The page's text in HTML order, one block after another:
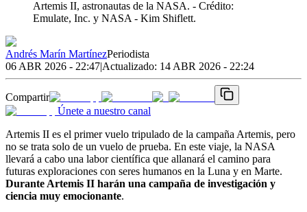
Artemis II, astronautas de la NASA. - Crédito:
Emulate, Inc. y NASA - Kim Shiflett.
Andrés Marín MartínezPeriodista
06 ABR 2026 - 22:47|Actualizado: 14 ABR 2026 - 22:24
Compartir
Únete a nuestro canal
Artemis II es el primer vuelo tripulado de la campaña Artemis, pero
no se trata solo de un vuelo de prueba. En este viaje, la NASA
llevará a cabo una labor científica que allanará el camino para
futuras exploraciones con seres humanos en la Luna y en Marte.
Durante Artemis II harán una campaña de investigación y
ciencia muy emocionante.